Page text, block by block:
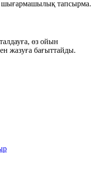
шығармашылық тапсырма.
, өз ойын
жазуға бағыттайды.